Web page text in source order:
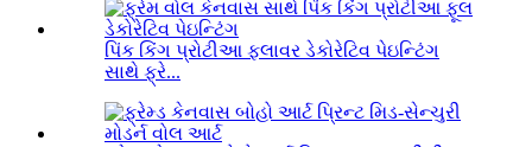
પિંક કિંગ પ્રોટીઆ ફ્લાવર ડેકોરેટિવ પેઇન્ટિંગ
સાથે ફ્રે...